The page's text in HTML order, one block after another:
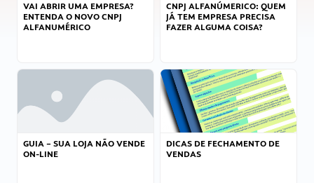
VAI ABRIR UMA EMPRESA?
ENTENDA O NOVO CNPJ
ALFANUMÉRICO
CNPJ ALFANÚMERICO: QUEM
JÁ TEM EMPRESA PRECISA
FAZER ALGUMA COISA?
GUIA – SUA LOJA NÃO VENDE
ON-LINE
DICAS DE FECHAMENTO DE
VENDAS